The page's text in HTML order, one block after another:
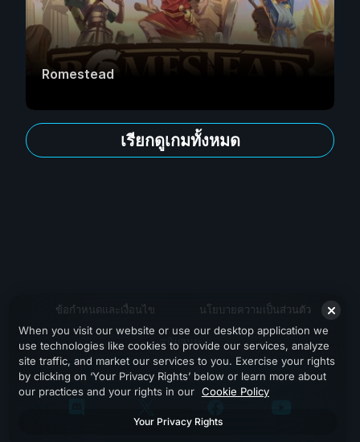
Romestead
เรียกดูเกมทั้งหมด
ข้อกำหนดและเงื่อนไข นโยบายความเป็นส่วนตัว
สนับสนุน
When you visit our website or use our desktop application we
use technologies like cookies to provide our services, analyze
site traffic, and market our services to you. Exercise your rights
by clicking on ‘Your Privacy Rights’ below or learn more about
our practices and your rights in our Cookie Policy
Your Privacy Rights